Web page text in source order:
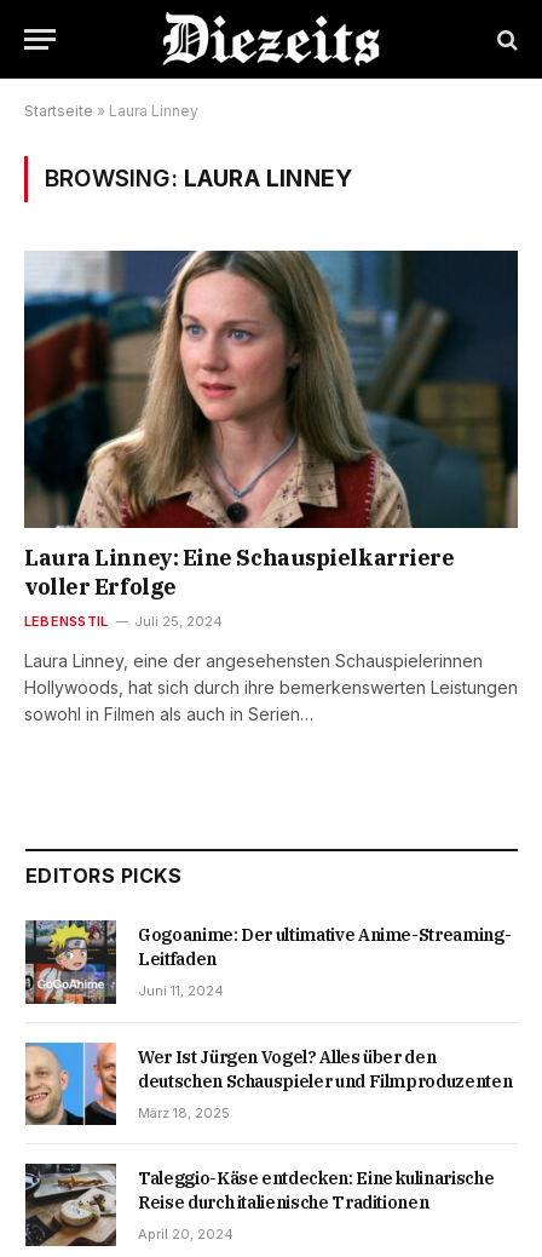
Startseite » Laura Linney
BROWSING: LAURA LINNEY
Laura Linney: Eine Schauspielkarriere
voller Erfolge
LEBENSSTIL Juli 25, 2024
Laura Linney, eine der angesehensten Schauspielerinnen
Hollywoods, hat sich durch ihre bemerkenswerten Leistungen
sowohl in Filmen als auch in Serien…
EDITORS PICKS
Gogoanime: Der ultimative Anime-Streaming-
Leitfaden
Juni 11, 2024
Wer Ist Jürgen Vogel? Alles über den
deutschen Schauspieler und Filmproduzenten
März 18, 2025
Taleggio-Käse entdecken: Eine kulinarische
Reise durch italienische Traditionen
April 20, 2024